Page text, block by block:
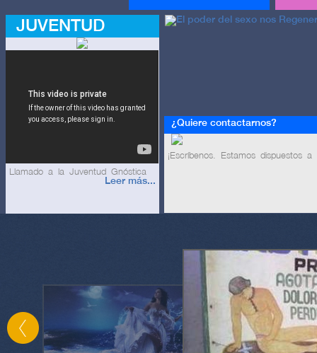
JUVENTUD
Llamado a la Juventud Gnóstica
Leer más...
¿Quiere contactarnos?
¡Escríbenos. Estamos dispuestos a